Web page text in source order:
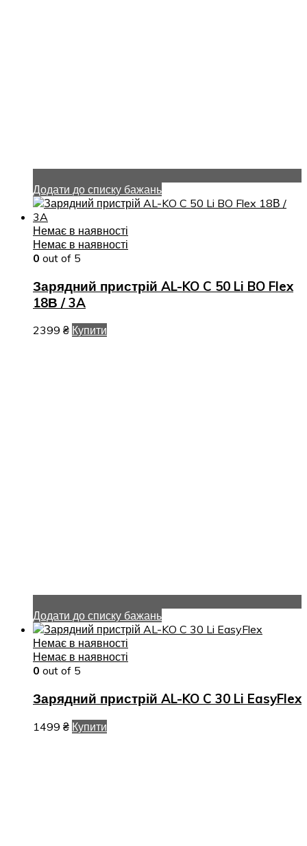
Додати до списку бажань
Немає в наявності
Немає в наявності
0 out of 5
Зарядний пристрій AL-KO C 50 Li BO Flex
18В / 3A
2399 ₴ Купити
Додати до списку бажань
Немає в наявності
Немає в наявності
0 out of 5
Зарядний пристрій AL-KO C 30 Li EasyFlex
1499 ₴ Купити